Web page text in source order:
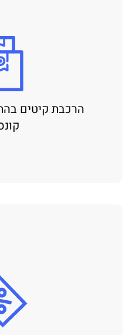
הרכבת קיטים